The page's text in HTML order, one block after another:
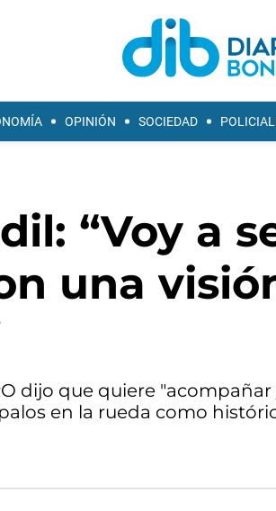
OPINIÓN SOCIEDAD
“Voy a
una
dijo que quiere
en la rueda como